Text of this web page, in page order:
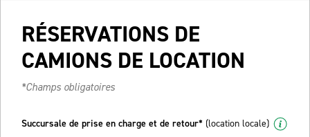
RÉSERVATIONS DE
CAMIONS DE LOCATION
*Champs obligatoires
Succursale de prise en charge et de retour* (location locale)